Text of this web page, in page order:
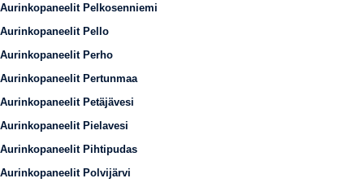
Aurinkopaneelit Pelkosenniemi
Aurinkopaneelit Pello
Aurinkopaneelit Perho
Aurinkopaneelit Pertunmaa
Aurinkopaneelit Petäjävesi
Aurinkopaneelit Pielavesi
Aurinkopaneelit Pihtipudas
Aurinkopaneelit Polvijärvi